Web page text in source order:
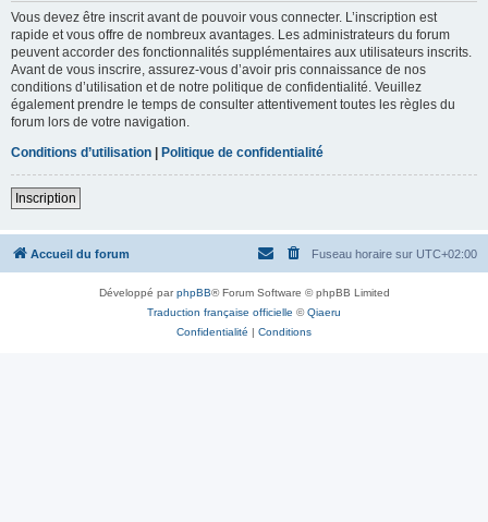
Vous devez être inscrit avant de pouvoir vous connecter. L’inscription est
rapide et vous offre de nombreux avantages. Les administrateurs du forum
peuvent accorder des fonctionnalités supplémentaires aux utilisateurs inscrits.
Avant de vous inscrire, assurez-vous d’avoir pris connaissance de nos
conditions d’utilisation et de notre politique de confidentialité. Veuillez
également prendre le temps de consulter attentivement toutes les règles du
forum lors de votre navigation.
Conditions d’utilisation | Politique de confidentialité
Inscription
Accueil du forum Fuseau horaire sur UTC+02:00
Développé parphpBB® Forum Software © phpBB Limited
Traduction française officielle ©Qiaeru
Confidentialité | Conditions